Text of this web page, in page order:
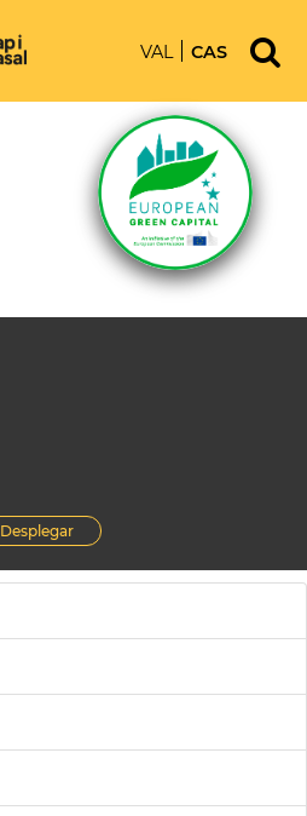
VAL CAS
Desplegar